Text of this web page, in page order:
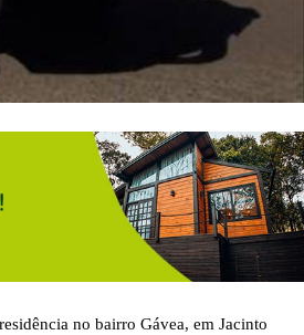
no bairro Gávea, em Jacinto